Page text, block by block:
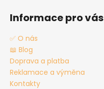
Informace pro vás
✅ O nás
📖 Blog
Doprava a platba
Reklamace a výměna
Kontakty